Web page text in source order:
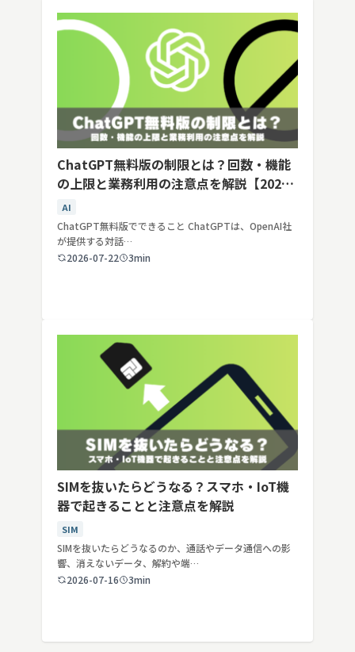
ChatGPT無料版の制限とは？回数・機能
の上限と業務利用の注意点を解説【2026
年最新】
AI
ChatGPT無料版でできること ChatGPTは、OpenAI社
が提供する対話…
2026-07-22
3min
SIMを抜いたらどうなる？スマホ・IoT機
器で起きることと注意点を解説
SIM
SIMを抜いたらどうなるのか、通話やデータ通信への影
響、消えないデータ、解約や端…
2026-07-16
3min